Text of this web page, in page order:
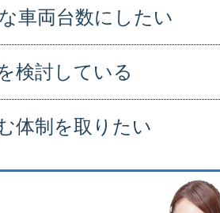
車両台数にしたい
検討している
体制を取りたい